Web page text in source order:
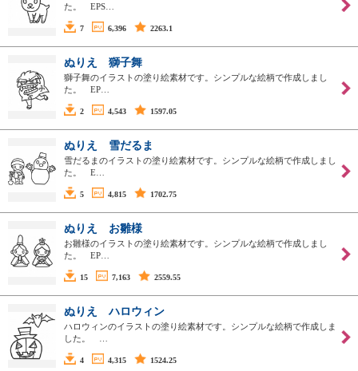
た。 EPS…
7 6,396 2263.1
ぬりえ 獅子舞
獅子舞のイラストの塗り絵素材です。シンプルな絵柄で作成しまし
た。 EP…
2 4,543 1597.05
ぬりえ 雪だるま
雪だるまのイラストの塗り絵素材です。シンプルな絵柄で作成しまし
た。 E…
5 4,815 1702.75
ぬりえ お雛様
お雛様のイラストの塗り絵素材です。シンプルな絵柄で作成しまし
た。 EP…
15 7,163 2559.55
ぬりえ ハロウィン
ハロウィンのイラストの塗り絵素材です。シンプルな絵柄で作成しま
した。 …
4 4,315 1524.25